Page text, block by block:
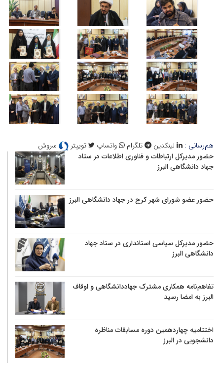
هم‌رسانی : لینکدین تلگرام واتساپ توییتر
سروش
حضور مدیرکل ارتباطات و فناوری اطلاعات در ستاد
جهاد دانشگاهی البرز
حضور عضو شورای شهر کرج در جهاد دانشگاهی البرز
حضور مدیرکل سیاسی استانداری در ستاد جهاد
دانشگاهی البرز
تفاهم‌نامه همکاری مشترک جهاددانشگاهی و اوقاف
البرز به امضا رسید
اختتامیه چهاردهمین دوره مسابقات مناظره
دانشجویی در البرز